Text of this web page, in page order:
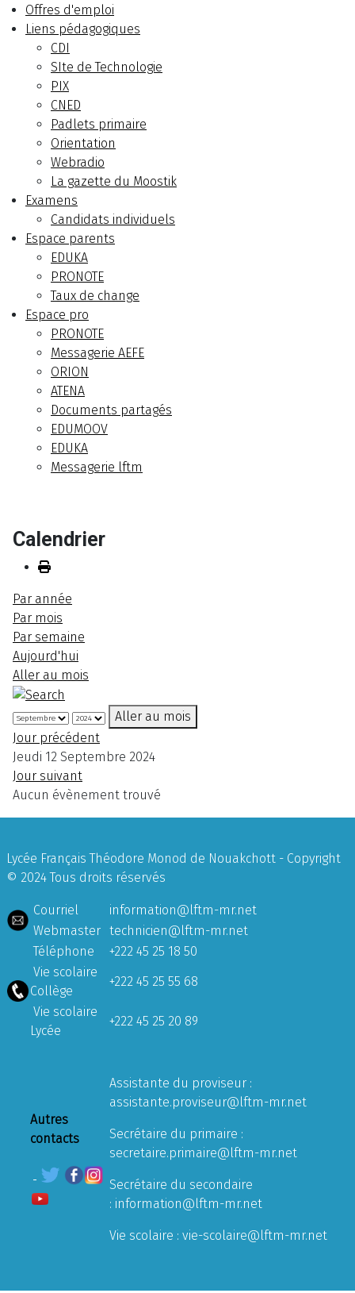
Offres d'emploi
Liens pédagogiques
CDI
SIte de Technologie
PIX
CNED
Padlets primaire
Orientation
Webradio
La gazette du Moostik
Examens
Candidats individuels
Espace parents
EDUKA
PRONOTE
Taux de change
Espace pro
PRONOTE
Messagerie AEFE
ORION
ATENA
Documents partagés
EDUMOOV
EDUKA
Messagerie lftm
Calendrier
Par année
Par mois
Par semaine
Aujourd'hui
Aller au mois
Aller au mois
Jour précédent
Jeudi 12 Septembre 2024
Jour suivant
Aucun évènement trouvé
Lycée Français Théodore Monod de Nouakchott - Copyright
© 2024 Tous droits réservés
Courriel
information@lftm-mr.net
Webmaster technicien@lftm-mr.net
Téléphone
+222 45 25 18 50
Vie scolaire
Collège
+222 45 25 55 68
Vie scolaire
Lycée
+222 45 25 20 89
Autres
contacts
Assistante du proviseur :
assistante.proviseur@lftm-mr.net
Secrétaire du primaire :
secretaire.primaire@lftm-mr.net
Secrétaire du secondaire
: information@lftm-mr.net
Vie scolaire : vie-scolaire@lftm-mr.net